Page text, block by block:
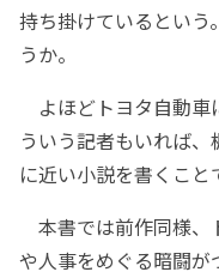
持ち掛けているという
うか。
よほどトヨタ自動車
ういう記者もいれば
に近い小説を書くこと
本書では前作同様、
や人事をめぐる暗闘